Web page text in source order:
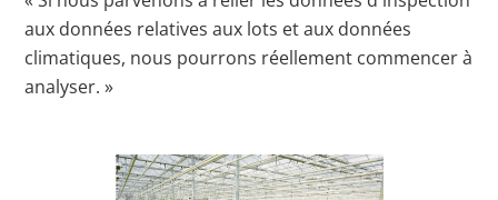
aux données relatives aux lots et aux données
climatiques, nous pourrons réellement commencer à
analyser. »